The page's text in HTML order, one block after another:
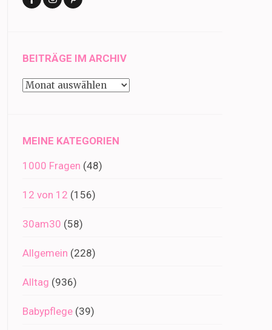
BEITRÄGE IM ARCHIV
Beiträge
MEINE KATEGORIEN
1000 Fragen (48)
12 von 12 (156)
30am30 (58)
Allgemein (228)
Alltag (936)
Babypflege (39)